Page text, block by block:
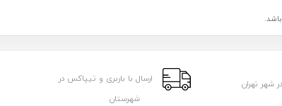
شهر تهران
ارسال با باربری و تیپاکس در
شهرستان